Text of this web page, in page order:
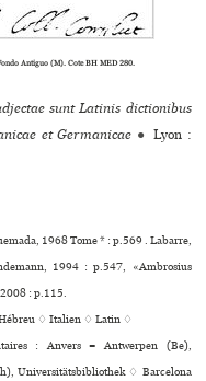
Antiguo (M). Cote BH MED 280.
sunt Latinis dictionibus
et Germanicae ● Lyon :
1968 Tome * : p.569 . Labarre,
1994 : p.547, «Ambrosius
: p.115.
♢Italien ♢Latin ♢
: Anvers = Antwerpen (Be),
Universitätsbibliothek ♢ Barcelona